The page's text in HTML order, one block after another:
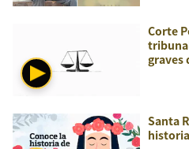
Corte
graves
Santa